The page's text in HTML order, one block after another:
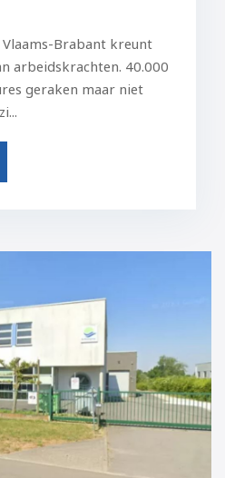
Brabant kreunt
arbeidskrachten. 40.000
geraken maar niet